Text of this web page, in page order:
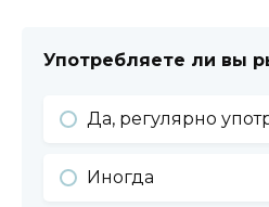
Употребляете ли вы
Да, регулярно
Иногда